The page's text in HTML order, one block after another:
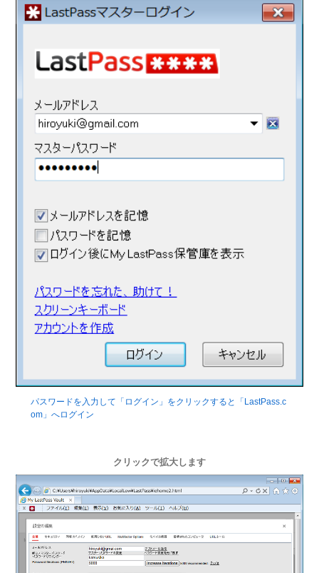
パスワードを入力して「ログイン」をクリックすると「LastPass.c
om」へログイン
クリックで拡大します